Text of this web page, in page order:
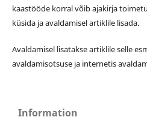
kaastööde korral võib ajakirja
küsida ja avaldamisel artiklile lisada.
Avaldamisel lisatakse artiklile selle
avaldamisotsuse ja internetis
Information